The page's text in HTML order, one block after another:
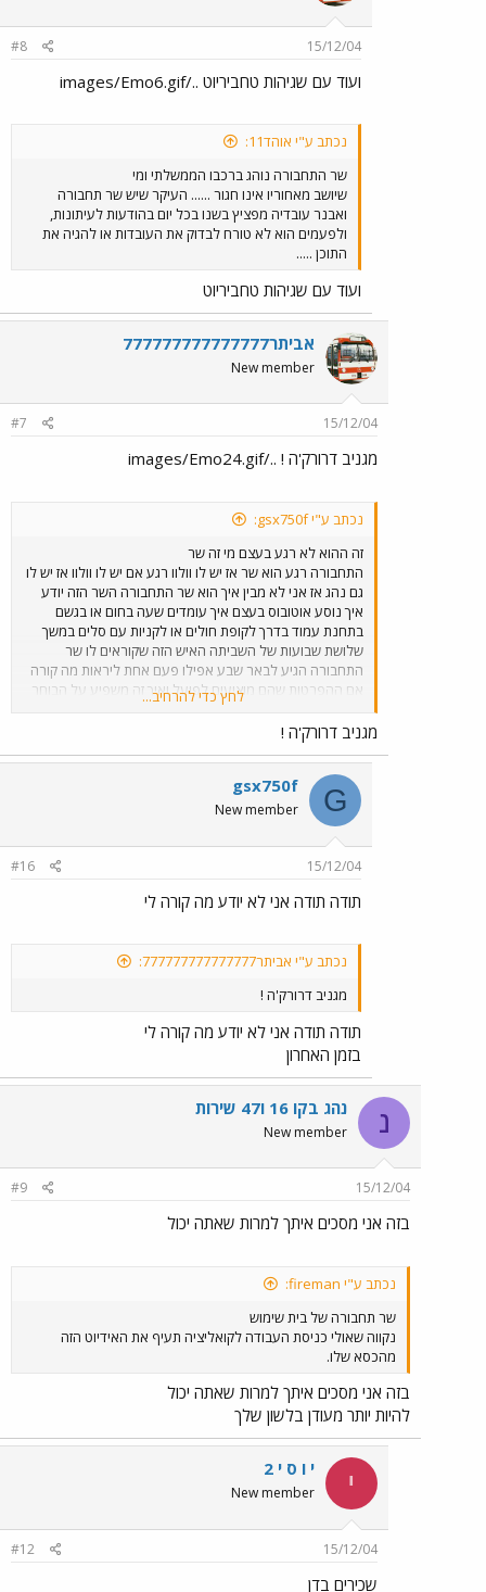
15/12/04
#8
ועוד עם שגיהות טחביריוט ../images/Emo6.gif
נכתב ע"י אוהד11:
שר התחבורה נוהג ברכבו הממשלתי ומי
שיושב מאחוריו אינו חגור ...... העיקר שיש שר תחבורה
ואבנר עובדיה מפציץ בשנו בכל יום בהודעות לעיתונות,
ולפעמים הוא לא טורח לבדוק את העובדות או להגיה את
התוכן .....
ועוד עם שגיהות טחביריוט
אביתר777777777777777
New member
15/12/04
#7
מגניב דרורק'ה ! ../images/Emo24.gif
נכתב ע"י gsx750f:
זה ההוא לא רגע בעצם מי זה שר
התחבורה רגע הוא שר אז יש לו וולוו רגע אם יש לו וולוו אז יש לו
גם נהג אז אני לא מבין איך הוא שר התחבורה השר הזה יודע
איך נוסע אוטובוס בעצם איך עומדים שעה בחום או בגשם
בתחנת עמוד בדרך לקופת חולים או לקניות עם סלים במשך
שלושת שבועות של השביתה האיש הזה שקוראים לו שר
התחבורה הגיע לבאר שבע אפילו פעם אחת ליראות מה קורה
אם ההפרטות שהם מוציעים לפועל ואיך זה משפיע על הבוחר
הקטן לא ולא למה כי הם בוחרים ליכוד גם ככה זה בדם אי
אפשר לשנות אז מי זה השר בעצם אז שלא יעבדו עלכם
לחץ כדי להרחיב...
מגניב דרורק'ה !
G
gsx750f
New member
15/12/04
#16
תודה תודה אני לא יודע מה קורה לי
נכתב ע"י אביתר777777777777777:
מגניב דרורק'ה !
תודה תודה אני לא יודע מה קורה לי
בזמן האחרון
נ נהג בקו 16 ו47 שירות
New member
15/12/04
#9
בזה אני מסכים איתך למרות שאתה יכול
נכתב ע"י fireman:
שר תחבורה של בית שימוש
נקווה שאולי כניסת העבודה לקואליציה תעיף את האידיוט הזה
מהכסא שלו.
בזה אני מסכים איתך למרות שאתה יכול
להיות יותר מעודן בלשון שלך
י י ו ס י 2
New member
15/12/04
#12
שכירים בדן